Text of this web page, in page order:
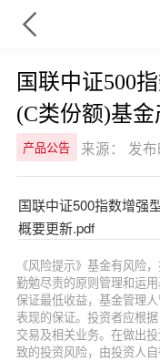
国联中证500
(C类份额)基
产品公告 来源： 发布
国联中证500指数增强
概要更新.pdf
《风险提示》基金有风险
勤勉尽责的原则管理和运
保证最低收益，基金管理
表现的保证。投资者应根
交易及相关业务。在做出
致的投资风险，由投资人